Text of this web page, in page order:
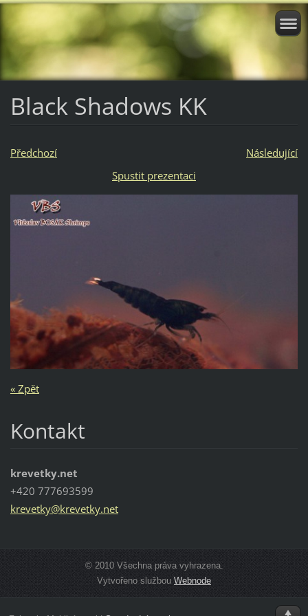
Black Shadows KK
Předchozí
Následující
Spustit prezentaci
« Zpět
Kontakt
krevetky.net
+420 777693599
krevetky@krevetky.net
© 2010 Všechna práva vyhrazena.
Vytvořeno službou Webnode